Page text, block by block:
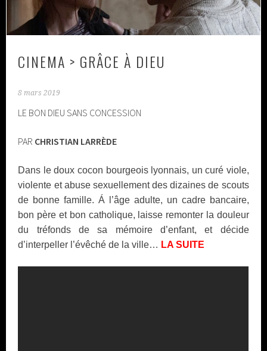
CINEMA > GRÂCE À DIEU
8 mars 2019
LE BON DIEU SANS CONCESSION
PAR CHRISTIAN LARRÈDE
Dans le doux cocon bourgeois lyonnais, un curé viole,
violente et abuse sexuellement des dizaines de scouts
de bonne famille. Á l’âge adulte, un cadre bancaire,
bon père et bon catholique, laisse remonter la douleur
du tréfonds de sa mémoire d’enfant, et décide
d’interpeller l’évêché de la ville… LA SUITE